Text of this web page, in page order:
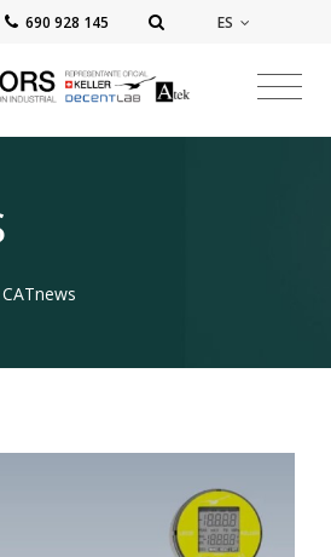
‭690 928 145‬ ES
CATnews